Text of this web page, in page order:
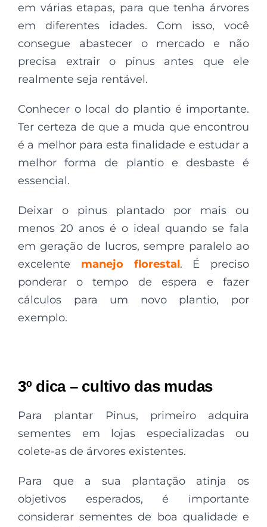
em várias etapas, para que tenha árvores
em diferentes idades. Com isso, você
consegue abastecer o mercado e não
precisa extrair o pinus antes que ele
realmente seja rentável.
Conhecer o local do plantio é importante.
Ter certeza de que a muda que encontrou
é a melhor para esta finalidade e estudar a
melhor forma de plantio e desbaste é
essencial.
Deixar o pinus plantado por mais ou
menos 20 anos é o ideal quando se fala
em geração de lucros, sempre paralelo ao
excelente manejo florestal. É preciso
ponderar o tempo de espera e fazer
cálculos para um novo plantio, por
exemplo.
3º dica – cultivo das mudas
Para plantar Pinus, primeiro adquira
sementes em lojas especializadas ou
colete-as de árvores existentes.
Para que a sua plantação atinja os
objetivos esperados, é importante
considerar sementes de boa qualidade e